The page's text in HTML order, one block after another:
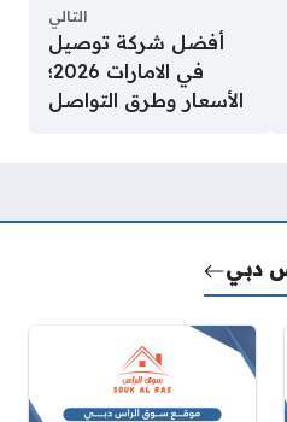
التالي
أفضل شركة توصيل
في الامارات 2026؛
الأسعار وطرق التواصل
دبي